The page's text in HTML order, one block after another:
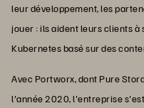
leur développement, les
jouer : ils aident leurs clients
Kubernetes basé sur des
Avec Portworx, dont Pure
l'année 2020, l'entreprise